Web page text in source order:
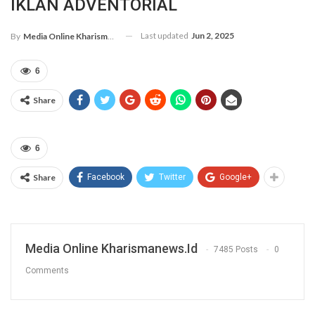
IKLAN ADVENTORIAL
By Media Online Kharismanews.id Last updated Jun 2, 2025
6
Share
6
Share Facebook Twitter Google+
Media Online Kharismanews.id 7485 Posts 0
Comments